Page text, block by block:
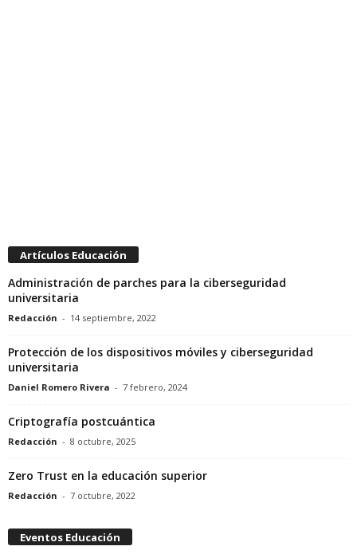
Artículos Educación
Administración de parches para la ciberseguridad
universitaria
Redacción - 14 septiembre, 2022
Protección de los dispositivos móviles y ciberseguridad
universitaria
Daniel Romero Rivera - 7 febrero, 2024
Criptografía postcuántica
Redacción - 8 octubre, 2025
Zero Trust en la educación superior
Redacción - 7 octubre, 2022
Eventos Educación